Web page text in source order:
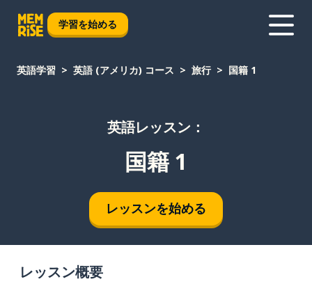
学習を始める
英語学習 英語 (アメリカ) コース 旅行 国籍 1
英語レッスン：
国籍 1
レッスンを始める
レッスン概要